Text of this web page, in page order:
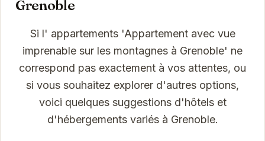
Grenoble
Si l' appartements 'Appartement avec vue
imprenable sur les montagnes à Grenoble' ne
correspond pas exactement à vos attentes, ou
si vous souhaitez explorer d'autres options,
voici quelques suggestions d'hôtels et
d'hébergements variés à Grenoble.